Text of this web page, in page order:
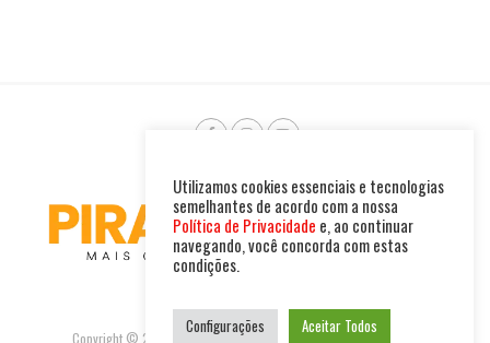
Copyright © 2025. Todos os direitos reservados. PIRAMBU NEWS
Utilizamos cookies essenciais e tecnologias
semelhantes de acordo com a nossa
Política de Privacidade e, ao continuar
navegando, você concorda com estas
condições.
Configurações Aceitar Todos